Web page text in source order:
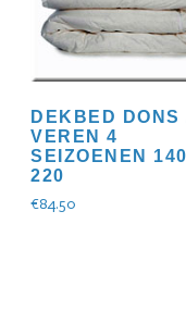
DEKBED DONS
VEREN 4
SEIZOENEN
220
€84.50